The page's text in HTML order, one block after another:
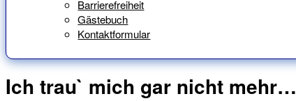
Barrierefreiheit
Gästebuch
Kontaktformular
Ich trau` mich gar nicht mehr…